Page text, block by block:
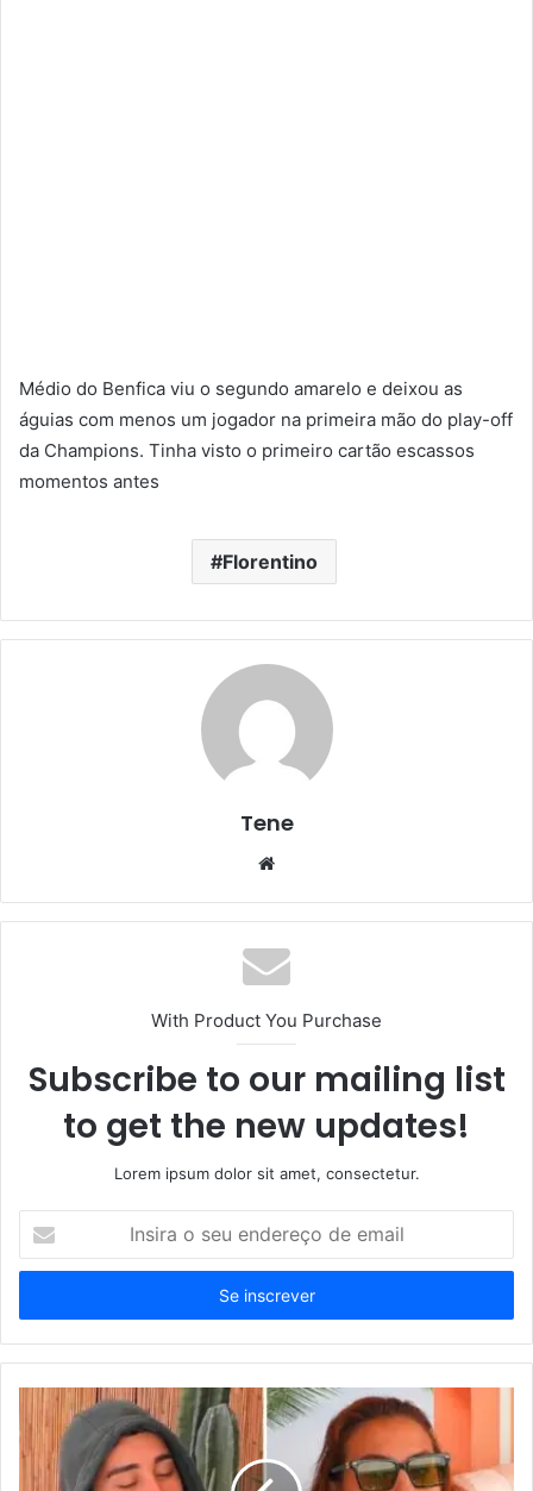
Médio do Benfica viu o segundo amarelo e deixou as
águias com menos um jogador na primeira mão do play-off
da Champions. Tinha visto o primeiro cartão escassos
momentos antes
Florentino
Tene
Website
With Product You Purchase
Subscribe to our mailing list
to get the new updates!
Lorem ipsum dolor sit amet, consectetur.
seu
de
email